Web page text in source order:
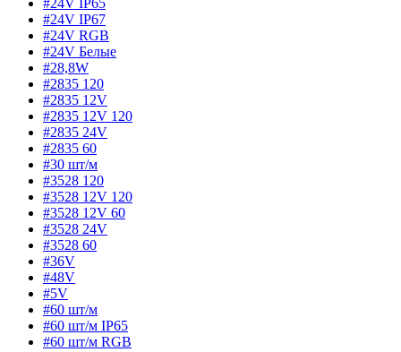
#24V IP67
#24V RGB
#24V Белые
#28,8W
#2835 120
#2835 12V
#2835 12V 120
#2835 24V
#2835 60
#30 шт/м
#3528 120
#3528 12V 120
#3528 12V 60
#3528 24V
#3528 60
#36V
#48V
#5V
#60 шт/м
#60 шт/м IP65
#60 шт/м RGB